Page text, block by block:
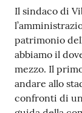
Il sindaco di
patrimonio
abbiamo il
mezzo. Il
andare allo
confronti di